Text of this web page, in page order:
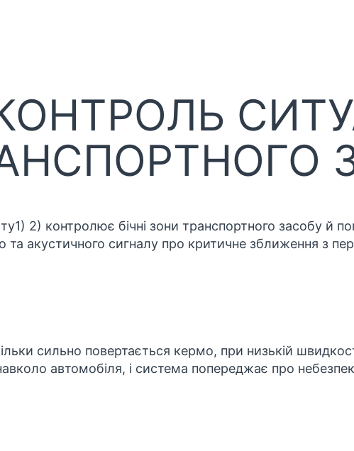
2) контролює бічні зони транспортного засобу й
та акустичного сигналу про критичне зближення з
сильно повертається кермо, при низькій
автомобіля, і система попереджає про